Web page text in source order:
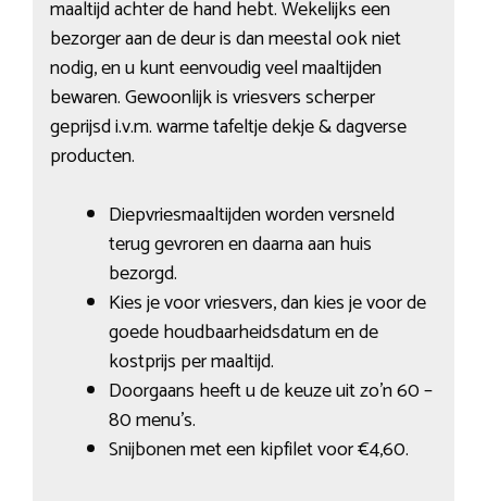
maaltijd achter de hand hebt. Wekelijks een
bezorger aan de deur is dan meestal ook niet
nodig, en u kunt eenvoudig veel maaltijden
bewaren. Gewoonlijk is vriesvers scherper
geprijsd i.v.m. warme tafeltje dekje & dagverse
producten.
Diepvriesmaaltijden worden versneld
terug gevroren en daarna aan huis
bezorgd.
Kies je voor vriesvers, dan kies je voor de
goede houdbaarheidsdatum en de
kostprijs per maaltijd.
Doorgaans heeft u de keuze uit zo’n 60 –
80 menu’s.
Snijbonen met een kipfilet voor €4,60.